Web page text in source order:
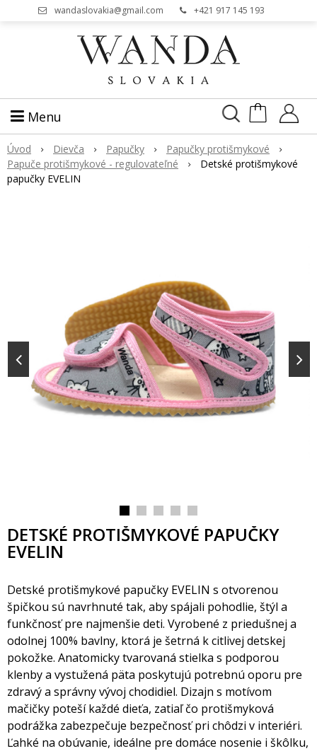
wandaslovakia@gmail.com +421 917 145 193
Menu
Úvod Dievča Papučky
Papučky protišmykové
Papuče protišmykové - regulovateľné
Detské protišmykové
papučky EVELIN
DETSKÉ PROTIŠMYKOVÉ PAPUČKY
EVELIN
Detské protišmykové papučky EVELIN s otvorenou
pičkou sú navrhnuté tak, aby spájali pohodlie, štýl a
funkčnosť pre najmenšie deti. Vyrobené z priedušnej a
odolnej 100% bavlny, ktorá je šetrná k citlivej detskej
pokožke. Anatomicky tvarovaná stielka s podporou
klenby a vystužená päta poskytujú potrebnú oporu pre
zdravý a správny vývoj chodidiel. Dizajn s motívom
mačičky poteší každé dieťa, zatiaľ čo protišmykov
podrážka zabezpečuje bezpečnosť pri chôdzi v interiéri.
Ľahké na obúvanie, ideálne pre domáce nosenie i škôlku,